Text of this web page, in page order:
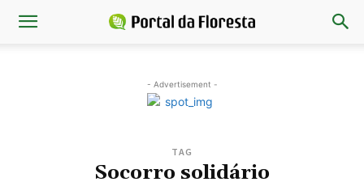
- Advertisement -
TAG
Socorro solidário